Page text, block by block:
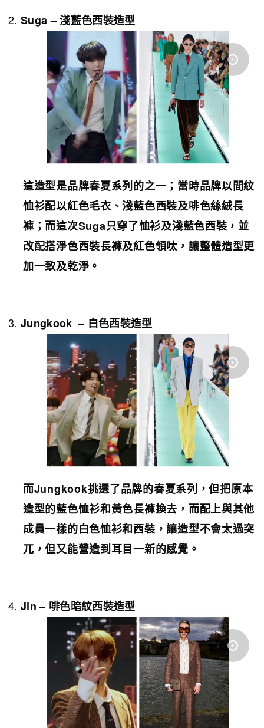
Suga –淺藍色西裝造型
這造型是品牌春夏系列的之一；當時品牌以間紋
恤衫配以紅色毛衣、淺藍色西裝及啡色絲絨長
褲；而這次Suga只穿了恤衫及淺藍色西裝，並
改配搭淨色西裝長褲及紅色領呔，讓整體造型更
加一致及乾淨。
Jungkook – 白色西裝造型
而Jungkook挑選了品牌的春夏系列，但把原本
造型的藍色恤衫和黃色長褲換去，而配上與其他
成員一樣的白色恤衫和西裝，讓造型不會太過突
兀，但又能營造到耳目一新的感覺。
Jin – 啡色暗紋西裝造型